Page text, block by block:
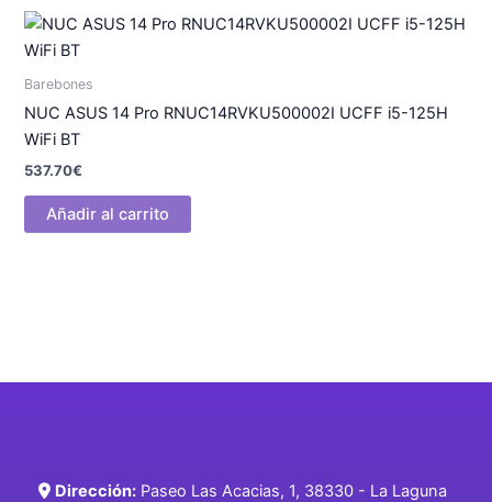
Barebones
NUC ASUS 14 Pro RNUC14RVKU500002I UCFF i5-125H
WiFi BT
537.70€
Añadir al carrito
Dirección: Paseo Las Acacias, 1, 38330 - La Laguna